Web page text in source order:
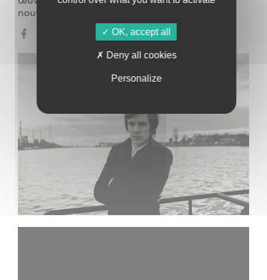
nouvel album sortira en automne.
OK, accept all
Deny all cookies
Personalize